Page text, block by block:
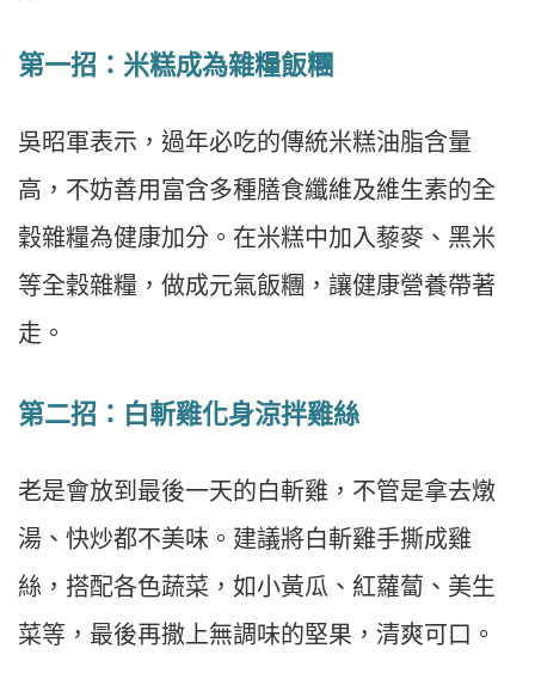
第一招：米糕成為雜糧飯糰
吳昭軍表示，過年必吃的傳統米糕油脂含量
高，不妨善用富含多種膳食纖維及維生素的全
穀雜糧為健康加分。在米糕中加入藜麥、黑米
等全穀雜糧，做成元氣飯糰，讓健康營養帶著
走。
第二招：白斬雞化身涼拌雞絲
老是會放到最後一天的白斬雞，不管是拿去燉
湯、快炒都不美味。建議將白斬雞手撕成雞
絲，搭配各色蔬菜，如小黃瓜、紅蘿蔔、美生
菜等，最後再撒上無調味的堅果，清爽可口。